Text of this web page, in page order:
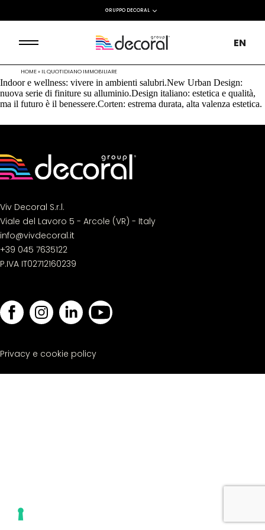
GRUPPO DECORAL
EN
HOME» IL QUOTIDIANO IMMOBILIARE
Indoor e wellness: vivere in ambienti salubri.New Urban Design:
nuova serie di finiture su alluminio.Design italiano: estetica e qualità,
ma il futuro è il benessere.Corten: estrema durata, alta valenza estetica.
Viv Decoral S.r.l.
Viale del Lavoro 5 - Arcole (VR) - Italy
info@vivdecoral.it
+39 045 7635122
P.IVA IT02712160239
Privacy e cookie policy